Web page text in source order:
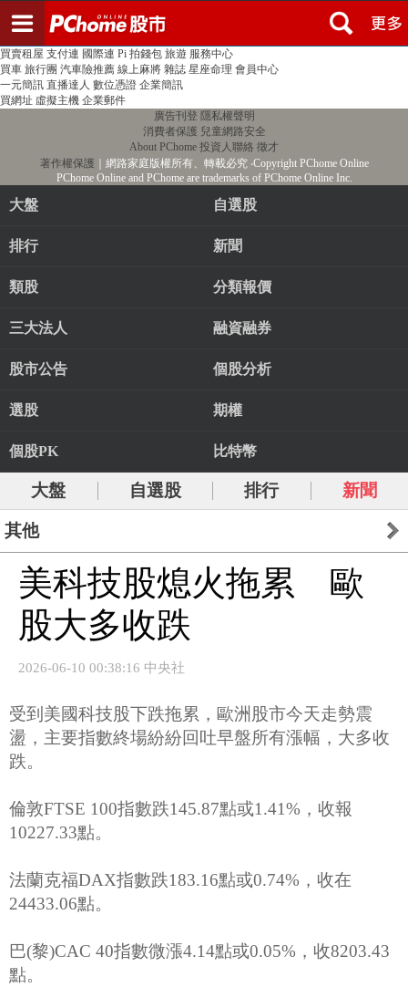
PChome首頁 線上購物 24h購物 書店
買賣租屋 支付連 國際連 Pi 拍錢包 旅遊 服務中心
買車 旅行團 汽車險推薦 線上麻將 雜誌 星座命理 會員中心
一元簡訊 直播達人 數位憑證 企業簡訊
買網址 虛擬主機 企業郵件
廣告刊登 隱私權聲明
消費者保護 兒童網路安全
About PChome 投資人聯絡 徵才
著作權保護 ｜網路家庭版權所有、轉載必究‧Copyright PChome Online
PChome Online and PChome are trademarks of PChome Online Inc.
大盤 自選股
排行 新聞
類股 分類報價
三大法人 融資融券
股市公告 個股分析
選股 期權
個股PK 比特幣
大盤 自選股 排行 新聞
其他
美科技股熄火拖累 歐
股大多收跌
2026-06-10 00:38:16 中央社
受到美國科技股下跌拖累，歐洲股市今天走勢震
盪，主要指數終場紛紛回吐早盤所有漲幅，大多收
跌。
倫敦FTSE 100指數跌145.87點或1.41%，收報
10227.33點。
法蘭克福DAX指數跌183.16點或0.74%，收在
24433.06點。
巴(黎)CAC 40指數微漲4.14點或0.05%，收8203.43
點。